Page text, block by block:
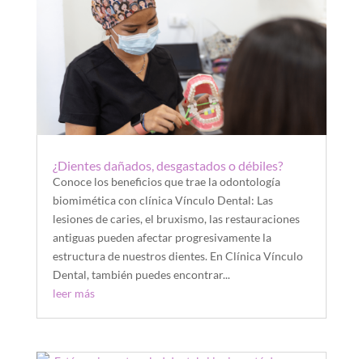
¿Dientes dañados, desgastados o débiles?
Conoce los beneficios que trae la odontología
biomimética con clínica Vínculo Dental: Las
lesiones de caries, el bruxismo, las restauraciones
antiguas pueden afectar progresivamente la
estructura de nuestros dientes. En Clínica Vínculo
Dental, también puedes encontrar...
leer más